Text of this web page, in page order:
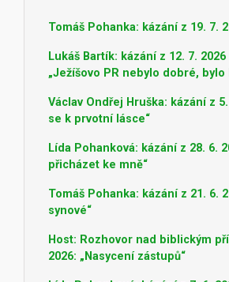
Tomáš Pohanka: kázání z 19. 7.
Lukáš Bartík: kázání z 12. 7. 2026
„Ježíšovo PR nebylo dobré, bylo
Václav Ondřej Hruška: kázání z
se k prvotní lásce“
Lída Pohanková: kázání z 28. 6.
přicházet ke mně“
Tomáš Pohanka: kázání z 21. 6.
synové“
Host: Rozhovor nad biblickým
2026: „Nasycení zástupů“